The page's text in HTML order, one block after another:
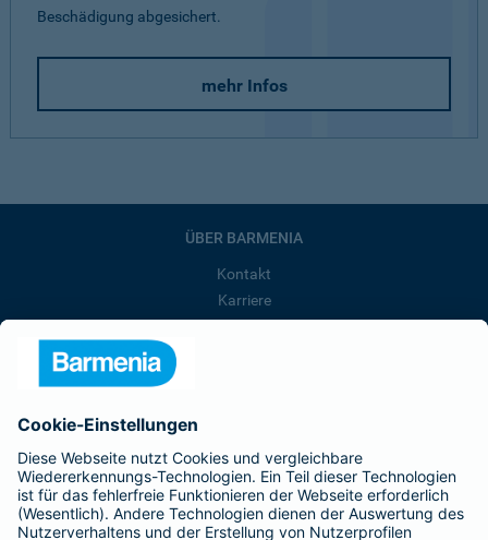
Beschädigung abgesichert.
mehr Infos
ÜBER BARMENIA
Kontakt
Karriere
Barmenia ist Teil der BarmeniaGothaer
BELIEBTE SEITEN
Kranken-Zusatzversicherung